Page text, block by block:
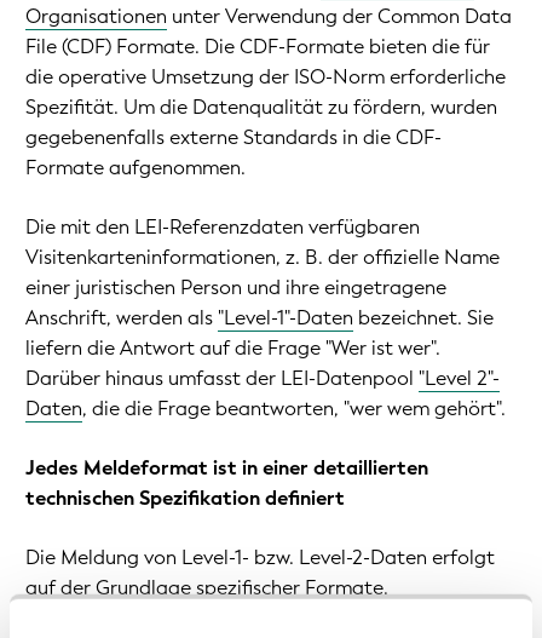
Organisationen unter Verwendung der Common Data
File (CDF) Formate. Die CDF-Formate bieten die für
die operative Umsetzung der ISO-Norm erforderliche
Spezifität. Um die Datenqualität zu fördern, wurden
gegebenenfalls externe Standards in die CDF-
Formate aufgenommen.
Die mit den LEI-Referenzdaten verfügbaren
Visitenkarteninformationen, z. B. der offizielle Name
einer juristischen Person und ihre eingetragene
Anschrift, werden als "Level-1"-Daten bezeichnet. Sie
liefern die Antwort auf die Frage "Wer ist wer".
Darüber hinaus umfasst der LEI-Datenpool "Level 2"-
Daten, die die Frage beantworten, "wer wem gehört".
Jedes Meldeformat ist in einer detaillierten
technischen Spezifikation definiert
Die Meldung von Level-1- bzw. Level-2-Daten erfolgt
auf der Grundlage spezifischer Formate.